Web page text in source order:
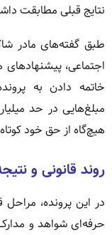
نتایج قبلی مطابقت
طبق گفته‌های مادر
اجتماعی،
خاتمه دادن به
مبلغ‌هایی در حد
هیچ‌گاه از حق خود
روند قانونی و
در این پرونده،
حرفه‌ای شواهد و